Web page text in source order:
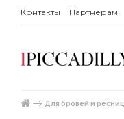
Контакты Партнерам
Для бровей и ресниц